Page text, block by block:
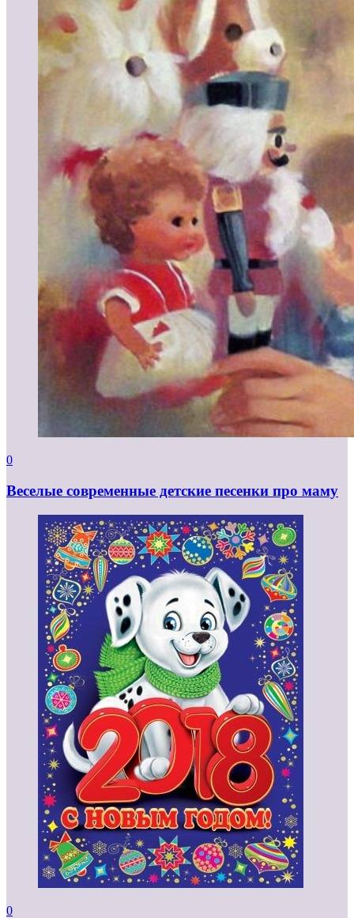
0
Веселые современные детские песенки про маму
0